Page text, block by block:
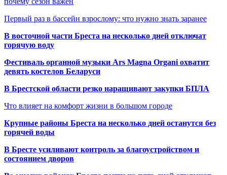
Первый раз в бассейн взрослому: что нужно знать заранее
В восточной части Бреста на несколько дней отключат
горячую воду
Фестиваль органной музыки Ars Magna Organi охватит
девять костелов Беларуси
В Брестской области резко наращивают закупки БПЛА
Что влияет на комфорт жизни в большом городе
Крупные районы Бреста на несколько дней останутся без
горячей воды
В Бресте усиливают контроль за благоустройством и
состоянием дворов